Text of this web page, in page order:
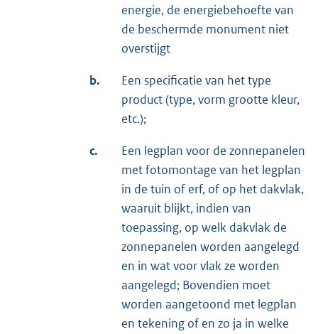
energie, de energiebehoefte van
de beschermde monument niet
overstijgt
b.
Een specificatie van het type
product (type, vorm grootte kleur,
etc.);
c.
Een legplan voor de zonnepanelen
met fotomontage van het legplan
in de tuin of erf, of op het dakvlak,
waaruit blijkt, indien van
toepassing, op welk dakvlak de
zonnepanelen worden aangelegd
en in wat voor vlak ze worden
aangelegd; Bovendien moet
worden aangetoond met legplan
en tekening of en zo ja in welke